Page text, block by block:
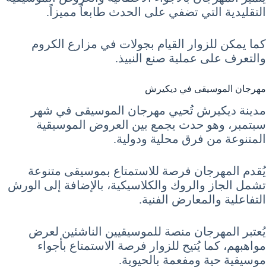
التقليدية التي تضفي على الحدث طابعاً مميزاً.
كما يمكن للزوار القيام بجولات في مزارع الكروم
والتعرف على عملية صنع النبيذ.
مهرجان الموسيقى في ديكيرش
مدينة ديكيرش تُحيي مهرجان الموسيقى في شهر
سبتمبر، وهو حدث يجمع بين العروض الموسيقية
المتنوعة من فرق محلية ودولية.
يُقدم المهرجان فرصة للاستمتاع بموسيقى متنوعة
تشمل الجاز والروك والكلاسيكية، بالإضافة إلى الورش
التفاعلية والمعارض الفنية.
يُعتبر المهرجان منصة للموسيقيين الناشئين لعرض
مواهبهم، كما يُتيح للزوار فرصة الاستمتاع بأجواء
موسيقية حية ومفعمة بالحيوية.